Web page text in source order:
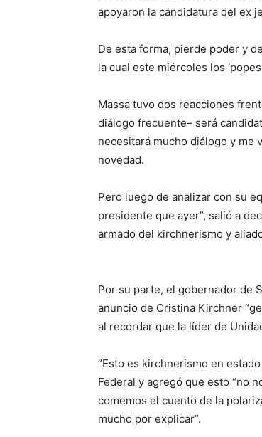
apoyaron la candidatura del ex
De esta forma, pierde poder y
la cual este miércoles los
Massa tuvo dos reacciones
diálogo frecuente– será
necesitará mucho diálogo y me
novedad.
Pero luego de analizar con su
presidente que ayer”, salió a
armado del kirchnerismo y
Por su parte, el gobernador de
anuncio de Cristina Kirchner
al recordar que la líder de
“Esto es kirchnerismo en
Federal y agregó que esto “no
comemos el cuento de la
mucho por explicar”.